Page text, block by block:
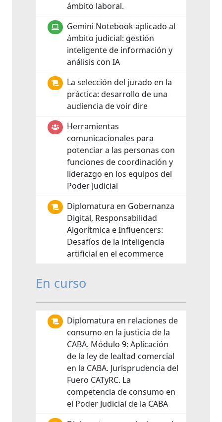
ámbito laboral.
Gemini Notebook aplicado al
ámbito judicial: gestión
inteligente de información y
análisis con IA
La selección del jurado en la
práctica: desarrollo de una
audiencia de voir dire
Herramientas
comunicacionales para
potenciar a las personas con
funciones de coordinación y
liderazgo en los equipos del
Poder Judicial
Diplomatura en Gobernanza
Digital, Responsabilidad
Algorítmica e Influencers:
Desafíos de la inteligencia
artificial en el ecommerce
En curso
Diplomatura en relaciones de
consumo en la justicia de la
CABA. Módulo 9: Aplicación
de la ley de lealtad comercial
en la CABA. Jurisprudencia del
Fuero CATyRC. La
competencia de consumo en
el Poder Judicial de la CABA